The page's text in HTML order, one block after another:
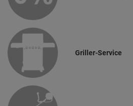
Griller-Service